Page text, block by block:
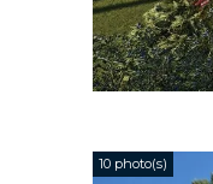
10 photo(s)